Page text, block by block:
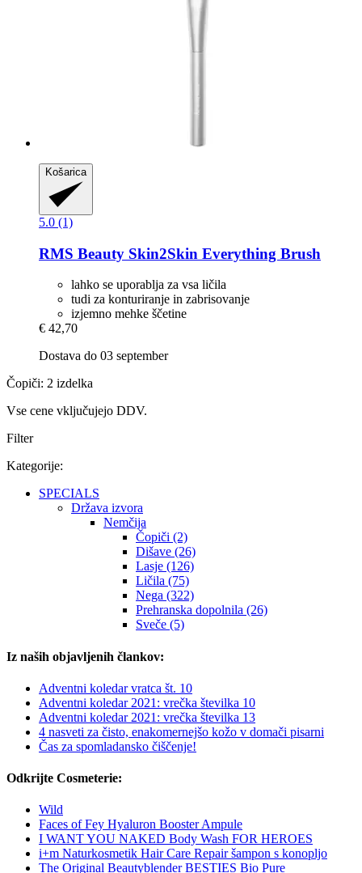
Košarica
5.0 (1)
RMS Beauty Skin2Skin Everything Brush
lahko se uporablja za vsa ličila
tudi za konturiranje in zabrisovanje
izjemno mehke ščetine
€ 42,70
Dostava do 03 september
Čopiči: 2 izdelka
Vse cene vključujejo DDV.
Filter
Kategorije:
SPECIALS
Država izvora
Nemčija
Čopiči (2)
Dišave (26)
Lasje (126)
Ličila (75)
Nega (322)
Prehranska dopolnila (26)
Sveče (5)
Iz naših objavljenih člankov:
Adventni koledar vratca št. 10
Adventni koledar 2021: vrečka številka 10
Adventni koledar 2021: vrečka številka 13
4 nasveti za čisto, enakomernejšo kožo v domači pisarni
Čas za spomladansko čiščenje!
Odkrijte Cosmeterie:
Wild
Faces of Fey Hyaluron Booster Ampule
I WANT YOU NAKED Body Wash FOR HEROES
i+m Naturkosmetik Hair Care Repair šampon s konopljo
The Original Beautyblender BESTIES Bio Pure